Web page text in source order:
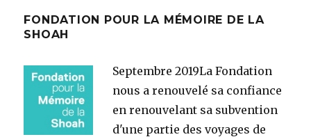
FONDATION POUR LA MÉMOIRE DE LA
SHOAH
Septembre 2019La Fondation
nous a renouvelé sa confiance
en renouvelant sa subvention
d'une partie des voyages de